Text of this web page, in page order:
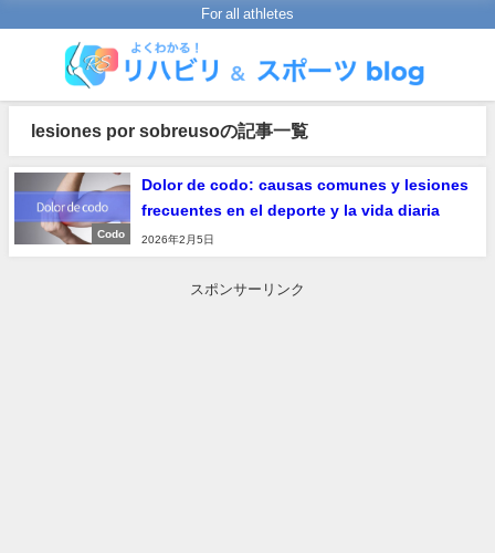
For all athletes
lesiones por sobreusoの記事一覧
Codo
Dolor de codo: causas comunes y lesiones
frecuentes en el deporte y la vida diaria
2026年2月5日
スポンサーリンク